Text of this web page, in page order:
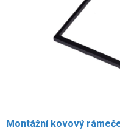
Montážní kovový